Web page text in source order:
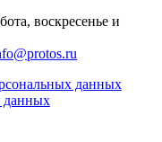
воскресенье и
данных
данных